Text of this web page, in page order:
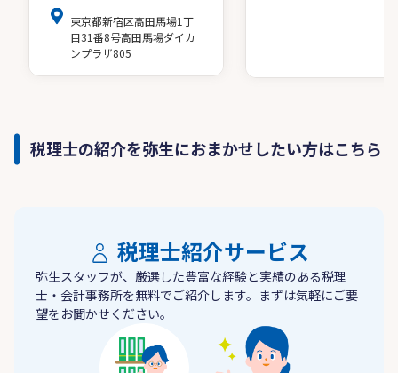
東京都新宿区高田馬場1丁
目31番8号高田馬場ダイカ
ンプラザ805
税理士の紹介を弥生におまかせしたい方はこちら
税理士紹介サービス
弥生スタッフが、厳選した豊富な経験と実績のある税理
士・会計事務所を無料でご紹介します。まずは気軽にご要
望をお聞かせください。